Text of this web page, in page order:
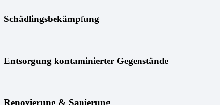
Schädlingsbekämpfung
Entsorgung kontaminierter Gegenstände
Renovierung & Sanierung